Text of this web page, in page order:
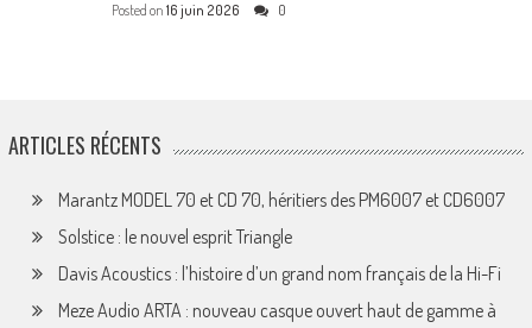
Posted on 16 juin 2026 0
ARTICLES RÉCENTS
Marantz MODEL 70 et CD 70, héritiers des PM6007 et CD6007
Solstice : le nouvel esprit Triangle
Davis Acoustics : l’histoire d’un grand nom français de la Hi-Fi
Meze Audio ARTA : nouveau casque ouvert haut de gamme à